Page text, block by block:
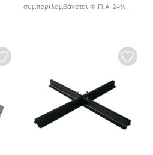
συμπεριλαμβάνεται Φ.Π.Α. 24%